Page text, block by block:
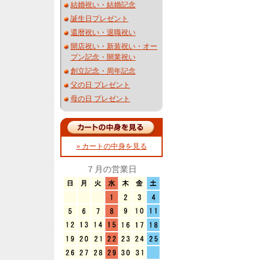
結婚祝い・結婚記念
誕生日プレゼント
還暦祝い・退職祝い
開店祝い・新装祝い・オー
プン記念・開業祝い
創立記念・周年記念
父の日 プレゼント
母の日 プレゼント
» カートの中身を見る
７月の営業日